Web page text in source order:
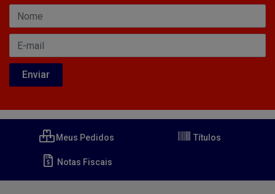
Meus Pedidos Títulos
Notas Fiscais